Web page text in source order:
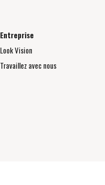
Entreprise
Look Vision
Travaillez avec nous